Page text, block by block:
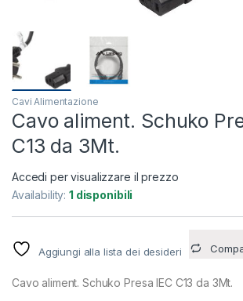
Cavi Alimentazione
Cavo aliment. Schuko
C13 da 3Mt.
Accedi per visualizzare il prezzo
Availability:1 disponibili
Aggiungi alla lista dei desideri
Cavo aliment. Schuko Presa IEC C13 da 3Mt.